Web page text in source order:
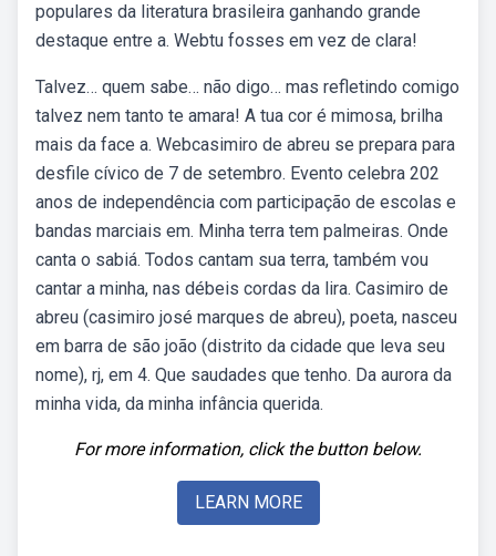
populares da literatura brasileira ganhando grande
destaque entre a. Webtu fosses em vez de clara!
Talvez… quem sabe… não digo… mas refletindo comigo
talvez nem tanto te amara! A tua cor é mimosa, brilha
mais da face a. Webcasimiro de abreu se prepara para
desfile cívico de 7 de setembro. Evento celebra 202
anos de independência com participação de escolas e
bandas marciais em. Minha terra tem palmeiras. Onde
canta o sabiá. Todos cantam sua terra, também vou
cantar a minha, nas débeis cordas da lira. Casimiro de
abreu (casimiro josé marques de abreu), poeta, nasceu
em barra de são joão (distrito da cidade que leva seu
nome), rj, em 4. Que saudades que tenho. Da aurora da
minha vida, da minha infância querida.
For more information, click the button below.
LEARN MORE